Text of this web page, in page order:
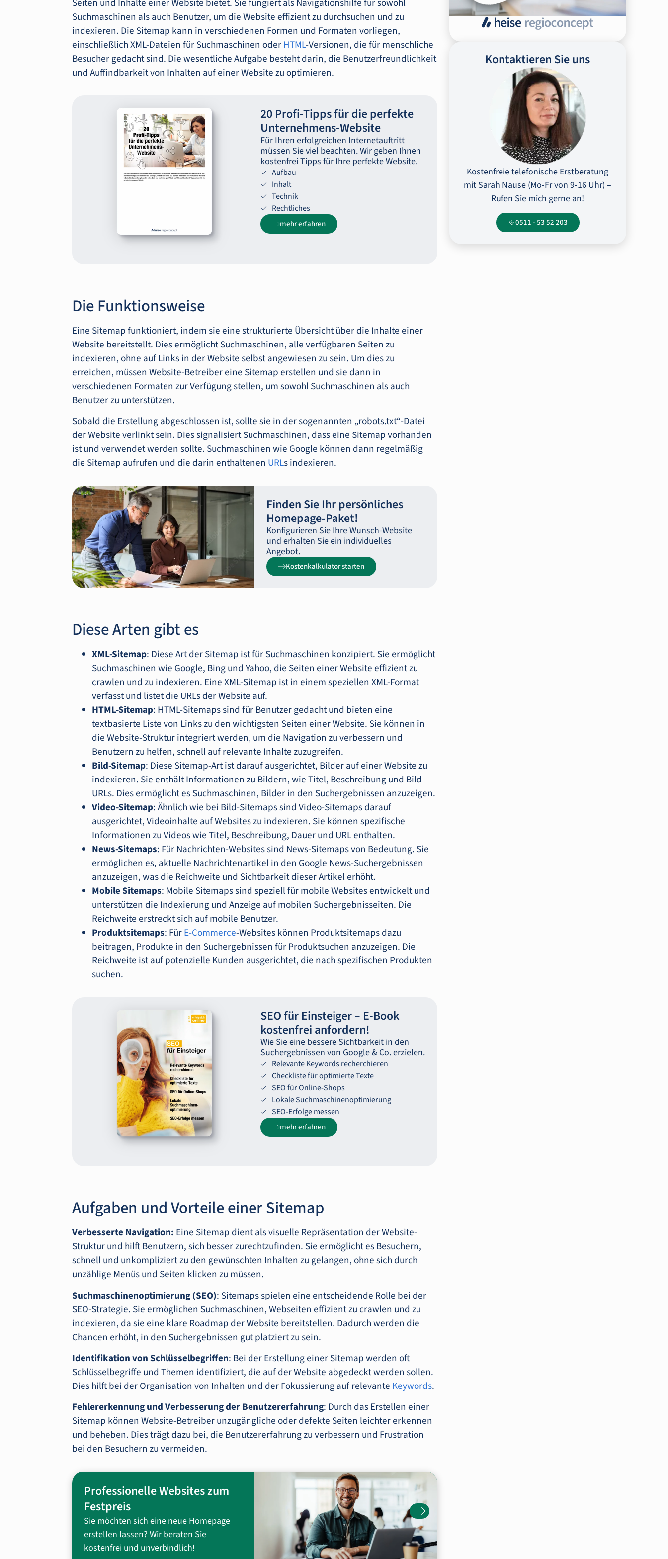
Seiten und Inhalte einer Website bietet. Sie fungiert als Navigationshilfe für sowohl
Suchmaschinen als auch Benutzer, um die Website effizient zu durchsuchen und zu
indexieren. Die Sitemap kann in verschiedenen Formen und Formaten vorliegen,
einschließlich XML-Dateien für Suchmaschinen oderHTML-Versionen, die für menschliche
Besucher gedacht sind. Die wesentliche Aufgabe besteht darin, die Benutzerfreundlichkeit
und Auffindbarkeit von Inhalten auf einer Website zu optimieren.
20 Profi-Tipps für die perfekte
Unternehmens-Website
Für Ihren erfolgreichen Internetauftritt
müssen Sie viel beachten. Wir geben Ihnen
kostenfrei Tipps für Ihre perfekte Website.
Aufbau
Inhalt
Technik
Rechtliches
mehr erfahren
Die Funktionsweise
Eine Sitemap funktioniert, indem sie eine strukturierte Übersicht über die Inhalte einer
Website bereitstellt. Dies ermöglicht Suchmaschinen, alle verfügbaren Seiten zu
indexieren, ohne auf Links in der Website selbst angewiesen zu sein. Um dies zu
erreichen, müssen Website-Betreiber eine Sitemap erstellen und sie dann in
verschiedenen Formaten zur Verfügung stellen, um sowohl Suchmaschinen als auch
Benutzer zu unterstützen.
Sobald die Erstellung abgeschlossen ist, sollte sie in der sogenannten „robots.txt“-Datei
der Website verlinkt sein. Dies signalisiert Suchmaschinen, dass eine Sitemap vorhanden
ist und verwendet werden sollte. Suchmaschinen wie Google können dann regelmäßig
die Sitemap aufrufen und die darin enthaltenen URLs indexieren.
Finden Sie Ihr persönliches
Homepage-Paket!
Konfigurieren Sie Ihre Wunsch-Website
und erhalten Sie ein individuelles
Angebot.
Kostenkalkulator starten
Diese Arten gibt es
XML-Sitemap: Diese Art der Sitemap ist für Suchmaschinen konzipiert. Sie ermöglicht
Suchmaschinen wie Google, Bing und Yahoo, die Seiten einer Website effizient zu
crawlen und zu indexieren. Eine XML-Sitemap ist in einem speziellen XML-Format
verfasst und listet die URLs der Website auf.
HTML-Sitemap: HTML-Sitemaps sind für Benutzer gedacht und bieten eine
textbasierte Liste von Links zu den wichtigsten Seiten einer Website. Sie können in
die Website-Struktur integriert werden, um die Navigation zu verbessern und
Benutzern zu helfen, schnell auf relevante Inhalte zuzugreifen.
Bild-Sitemap: Diese Sitemap-Art ist darauf ausgerichtet, Bilder auf einer Website zu
indexieren. Sie enthält Informationen zu Bildern, wie Titel, Beschreibung und Bild-
URLs. Dies ermöglicht es Suchmaschinen, Bilder in den Suchergebnissen anzuzeigen.
Video-Sitemap: Ähnlich wie bei Bild-Sitemaps sind Video-Sitemaps darauf
ausgerichtet, Videoinhalte auf Websites zu indexieren. Sie können spezifische
Informationen zu Videos wie Titel, Beschreibung, Dauer und URL enthalten.
News-Sitemaps: Für Nachrichten-Websites sind News-Sitemaps von Bedeutung. Sie
ermöglichen es, aktuelle Nachrichtenartikel in den Google News-Suchergebnissen
anzuzeigen, was die Reichweite und Sichtbarkeit dieser Artikel erhöht.
Mobile Sitemaps: Mobile Sitemaps sind speziell für mobile Websites entwickelt und
unterstützen die Indexierung und Anzeige auf mobilen Suchergebnisseiten. Die
Reichweite erstreckt sich auf mobile Benutzer.
Produktsitemaps: FürE-Commerce-Websites können Produktsitemaps dazu
beitragen, Produkte in den Suchergebnissen für Produktsuchen anzuzeigen. Die
Reichweite ist auf potenzielle Kunden ausgerichtet, die nach spezifischen Produkten
suchen.
SEO für Einsteiger – E-‍Book
kostenfrei anfordern!
Wie Sie eine bessere Sichtbarkeit in den
Suchergebnissen von Google & Co. erzielen.
Relevante Keywords recherchieren
Checkliste für optimierte Texte
SEO für Online-Shops
Lokale Suchmaschinenoptimierung
SEO-Erfolge messen
mehr erfahren
Aufgaben und Vorteile einer Sitemap
Verbesserte Navigation: Eine Sitemap dient als visuelle Repräsentation der Website-
Struktur und hilft Benutzern, sich besser zurechtzufinden. Sie ermöglicht es Besuchern,
schnell und unkompliziert zu den gewünschten Inhalten zu gelangen, ohne sich durch
unzählige Menüs und Seiten klicken zu müssen.
Suchmaschinenoptimierung (SEO): Sitemaps spielen eine entscheidende Rolle bei der
SEO-Strategie. Sie ermöglichen Suchmaschinen, Webseiten effizient zu crawlen und zu
indexieren, da sie eine klare Roadmap der Website bereitstellen. Dadurch werden die
Chancen erhöht, in den Suchergebnissen gut platziert zu sein.
Identifikation von Schlüsselbegriffen: Bei der Erstellung einer Sitemap werden oft
Schlüsselbegriffe und Themen identifiziert, die auf der Website abgedeckt werden sollen.
Dies hilft bei der Organisation von Inhalten und der Fokussierung auf relevante Keywords.
Fehlererkennung und Verbesserung der Benutzererfahrung: Durch das Erstellen einer
Sitemap können Website-Betreiber unzugängliche oder defekte Seiten leichter erkennen
und beheben. Dies trägt dazu bei, die Benutzererfahrung zu verbessern und Frustration
bei den Besuchern zu vermeiden.
Professionelle Websites zum
Festpreis
Sie möchten sich eine neue Homepage
erstellen lassen? Wir beraten Sie
kostenfrei und unverbindlich!
Kontaktieren Sie uns
Kostenfreie telefonische Erstberatung
mit Sarah Nause (Mo-Fr von 9-16 Uhr) –
Rufen Sie mich gerne an!
0511 - 53 52 203